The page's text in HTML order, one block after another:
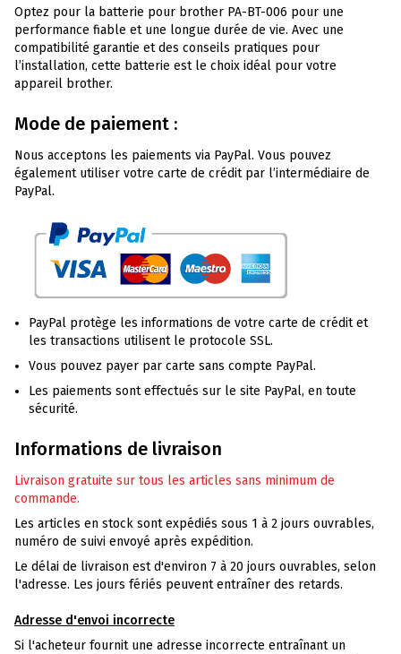
Optez pour la batterie pour brother PA-BT-006 pour une
performance fiable et une longue durée de vie. Avec une
compatibilité garantie et des conseils pratiques pour
l’installation, cette batterie est le choix idéal pour votre
appareil brother.
Mode de paiement :
Nous acceptons les paiements via PayPal. Vous pouvez
également utiliser votre carte de crédit par l’intermédiaire de
PayPal.
PayPal protège les informations de votre carte de crédit et
les transactions utilisent le protocole SSL.
Vous pouvez payer par carte sans compte PayPal.
Les paiements sont effectués sur le site PayPal, en toute
sécurité.
Informations de livraison
Livraison gratuite sur tous les articles sans minimum de
commande.
Les articles en stock sont expédiés sous 1 à 2 jours ouvrables,
numéro de suivi envoyé après expédition.
Le délai de livraison est d'environ 7 à 20 jours ouvrables, selon
l'adresse. Les jours fériés peuvent entraîner des retards.
Adresse d'envoi incorrecte
Si l'acheteur fournit une adresse incorrecte entraînant un